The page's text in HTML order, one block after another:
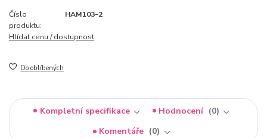
Číslo
produktu:
HAM103-2
Hlídat cenu / dostupnost
Do oblíbených
Kompletní specifikace Hodnocení
0
Komentáře
0